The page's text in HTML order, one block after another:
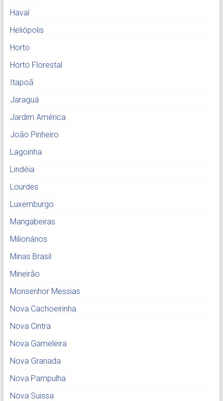
Havaí
Heliópolis
Horto
Horto Florestal
Itapoã
Jaraguá
Jardim América
João Pinheiro
Lagoinha
Lindéia
Lourdes
Luxemburgo
Mangabeiras
Milionários
Minas Brasil
Mineirão
Monsenhor Messias
Nova Cachoeirinha
Nova Cintra
Nova Gameleira
Nova Granada
Nova Pampulha
Nova Suissa